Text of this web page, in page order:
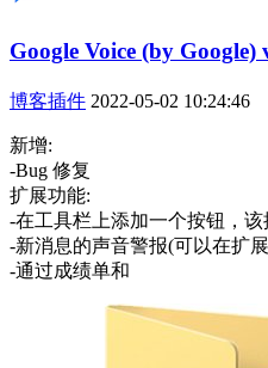
Google Voice (by
博客插件 2022-05-02 10:24:46
新增:
-Bug 修复
扩展功能:
-在工具栏上添加一个按钮，该
-新消息的声音警报(可以在扩
-通过成绩单和